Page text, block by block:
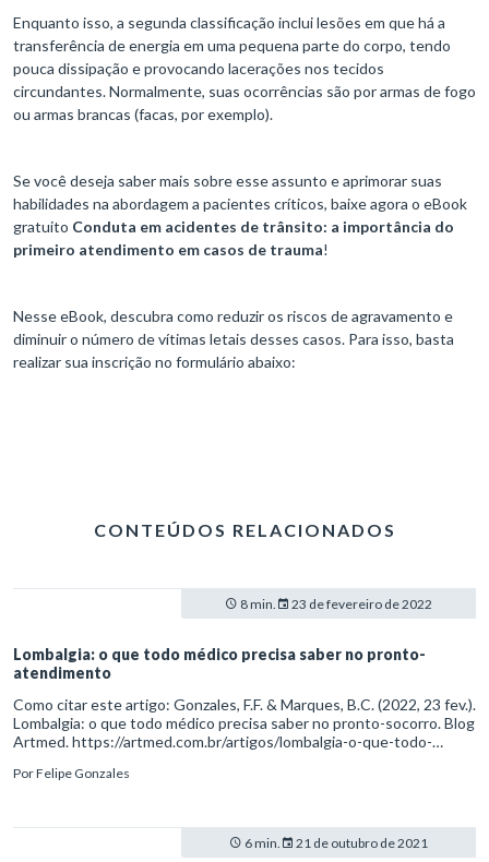
Enquanto isso, a segunda classificação inclui lesões em que há a
transferência de energia em uma pequena parte do corpo, tendo
pouca dissipação e provocando lacerações nos tecidos
circundantes. Normalmente, suas ocorrências são por armas de fogo
ou armas brancas (facas, por exemplo).
Se você deseja saber mais sobre esse assunto e aprimorar suas
habilidades na abordagem a pacientes críticos, baixe agora o eBook
gratuito Conduta em acidentes de trânsito: a importância do
primeiro atendimento em casos de trauma!
Nesse eBook, descubra como reduzir os riscos de agravamento e
diminuir o número de vítimas letais desses casos. Para isso, basta
realizar sua inscrição no formulário abaixo:
CONTEÚDOS RELACIONADOS
8 min. 23 de fevereiro de 2022
Lombalgia: o que todo médico precisa saber no pronto-
atendimento
Como citar este artigo: Gonzales, F.F. & Marques, B.C. (2022, 23 fev.).
Lombalgia: o que todo médico precisa saber no pronto-socorro. Blog
Artmed. https://artmed.com.br/artigos/lombalgia-o-que-todo-
PorFelipe Gonzales
6 min. 21 de outubro de 2021